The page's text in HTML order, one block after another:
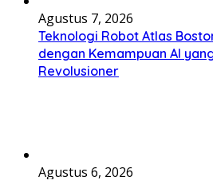
Agustus 7, 2026
Teknologi Robot Atlas
dengan Kemampuan AI
Revolusioner
Agustus 6, 2026